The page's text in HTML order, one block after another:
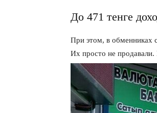
До 471 тенге
При этом, в обменниках
Их просто не